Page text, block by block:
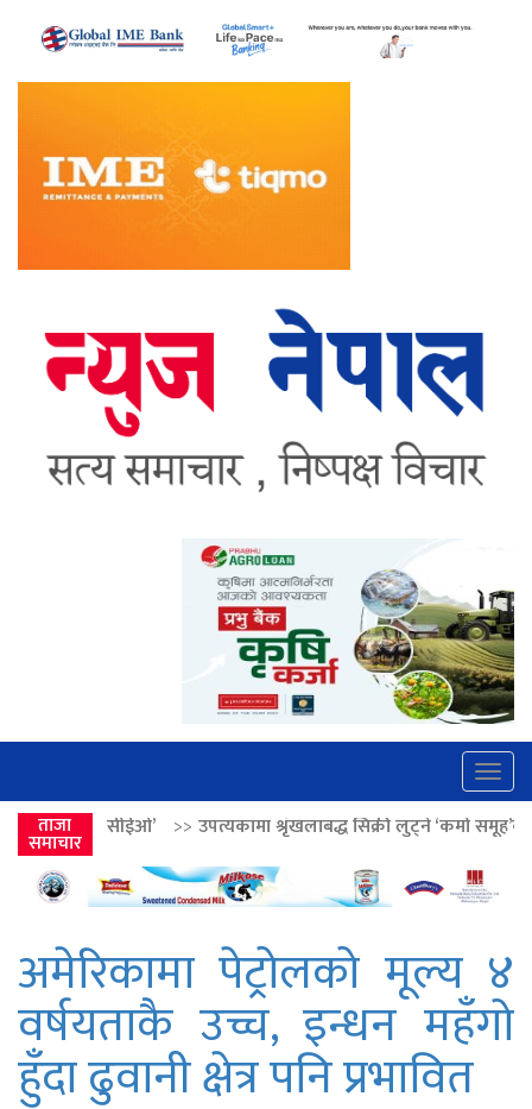
ताजा
समाचार
उपत्यकामा श्रृंखलाबद्ध सिक्री लुट्ने ‘कर्मा समूह’का नाइकेसहित पाँच
अमेरिकामा पेट्रोलको मूल्य ४
वर्षयताकै उच्च, इन्धन महँगो
हुँदा ढुवानी क्षेत्र पनि प्रभावित